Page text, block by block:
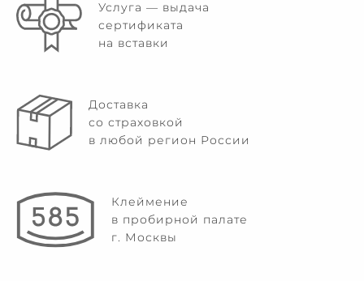
Услуга — выдача
сертификата
на вставки
Доставка
со страховкой
в любой регион России
Клеймение
в пробирной палате
г. Москвы